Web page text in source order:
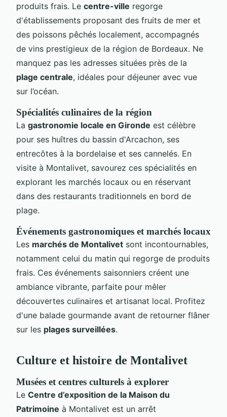
produits frais. Le centre-ville regorge
d'établissements proposant des fruits de mer et
des poissons pêchés localement, accompagnés
de vins prestigieux de la région de Bordeaux. Ne
manquez pas les adresses situées près de la
plage centrale, idéales pour déjeuner avec vue
sur l’océan.
Spécialités culinaires de la région
La gastronomie locale en Gironde est célèbre
pour ses huîtres du bassin d'Arcachon, ses
entrecôtes à la bordelaise et ses cannelés. En
visite à Montalivet, savourez ces spécialités en
explorant les marchés locaux ou en réservant
dans des restaurants traditionnels en bord de
plage.
Événements gastronomiques et marchés locaux
Les marchés de Montalivet sont incontournables,
notamment celui du matin qui regorge de produits
frais. Ces événements saisonniers créent une
ambiance vibrante, parfaite pour mêler
découvertes culinaires et artisanat local. Profitez
d'une balade gourmande avant de retourner flâner
sur les plages surveillées.
Culture et histoire de Montalivet
Musées et centres culturels à explorer
Le Centre d’exposition de la Maison du
Patrimoine à Montalivet est un arrêt